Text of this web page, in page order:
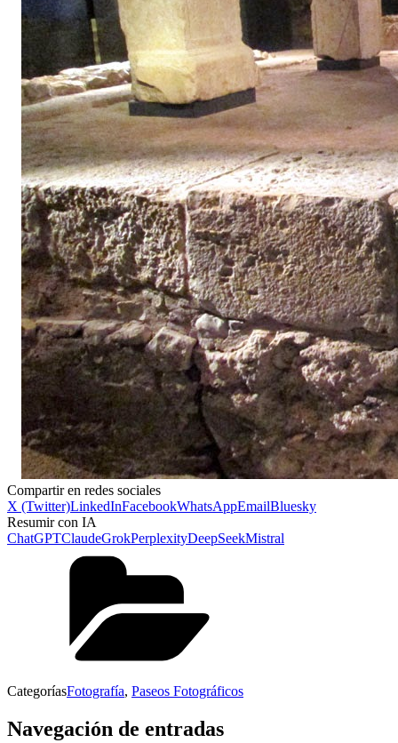
Compartir en redes sociales
X (Twitter)LinkedInFacebookWhatsAppEmailBluesky
Resumir con IA
ChatGPTClaudeGrokPerplexityDeepSeekMistral
CategoríasFotografía, Paseos Fotográficos
Navegación de entradas